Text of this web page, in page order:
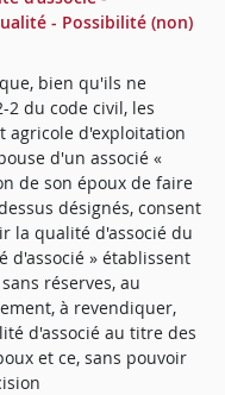
- Possibilité (non)
bien qu'ils ne
2 du code civil, les
agricole d'exploitation
d'un associé «
de son époux de faire
désignés, consent
la qualité d'associé du
d'associé » établissent
réserves, au
à revendiquer,
d'associé au titre des
et ce, sans pouvoir